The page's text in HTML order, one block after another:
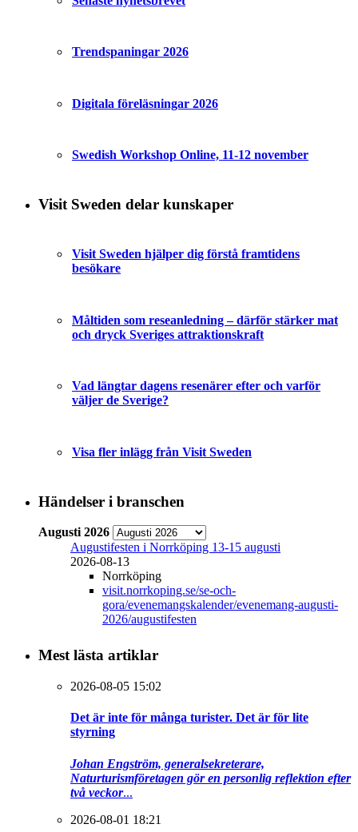
Trendspaningar 2026
Digitala föreläsningar 2026
Swedish Workshop Online, 11-12 november
Visit Sweden delar kunskaper
Visit Sweden hjälper dig förstå framtidens
besökare
Måltiden som reseanledning – därför stärker mat
och dryck Sveriges attraktionskraft
Vad längtar dagens resenärer efter och varför
väljer de Sverige?
Visa fler inlägg från Visit Sweden
Händelser i branschen
Augusti 2026
Augustifesten i Norrköping 13-15 augusti
2026-08-13
Norrköping
visit.norrkoping.se/se-och-
gora/evenemangskalender/evenemang-augusti-
2026/augustifesten
Mest lästa artiklar
2026-08-05 15:02
Det är inte för många turister. Det är för lite
styrning
Johan Engström, generalsekreterare,
Naturturismföretagen gör en personlig reflektion efter
två veckor...
2026-08-01 18:21